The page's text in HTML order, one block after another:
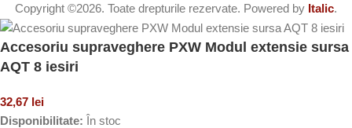
Copyright ©2026. Toate drepturile rezervate. Powered by Italic.
Accesoriu supraveghere PXW Modul extensie sursa
AQT 8 iesiri
32,67 lei
Disponibilitate: În stoc